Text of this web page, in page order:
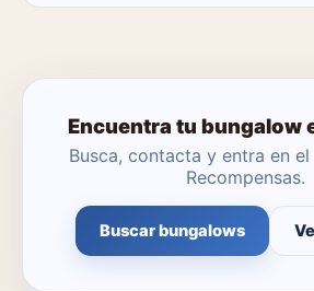
Encuentra tu bungalow
Busca, contacta y entra en
Recompensas.
Buscar bungalows